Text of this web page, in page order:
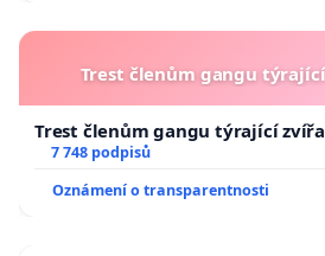
Trest členům gangu
Trest členům gangu týrající
7 748 podpisů
Oznámení o transparentnosti